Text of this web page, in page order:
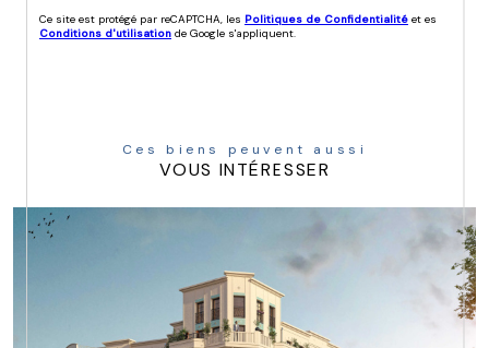
Ce site est protégé par reCAPTCHA, les Politiques de Confidentialité et es
Conditions d'utilisation de Google s'appliquent.
Ces biens peuvent aussi
VOUS INTÉRESSER